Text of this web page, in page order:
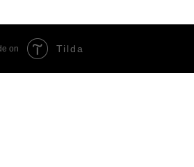
on Tilda